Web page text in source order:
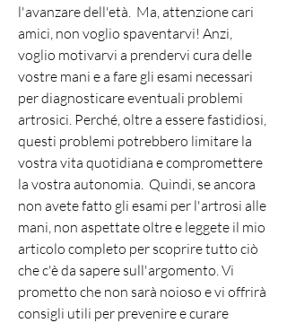
l'avanzare dell'età.  Ma, attenzione cari
amici, non voglio spaventarvi! Anzi,
voglio motivarvi a prendervi cura delle
vostre mani e a fare gli esami necessari
per diagnosticare eventuali problemi
artrosici. Perché, oltre a essere fastidiosi,
questi problemi potrebbero limitare la
vostra vita quotidiana e compromettere
la vostra autonomia.  Quindi, se ancora
non avete fatto gli esami per l'artrosi alle
mani, non aspettate oltre e leggete il mio
articolo completo per scoprire tutto ciò
che c'è da sapere sull'argomento. Vi
prometto che non sarà noioso e vi offrirà
consigli utili per prevenire e curare